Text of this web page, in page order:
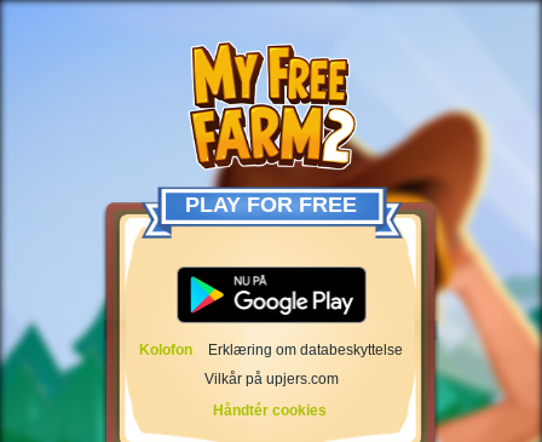
PLAY FOR FREE
Kolofon
Erklæring om databeskyttelse
Vilkår på upjers.com
Håndtér cookies